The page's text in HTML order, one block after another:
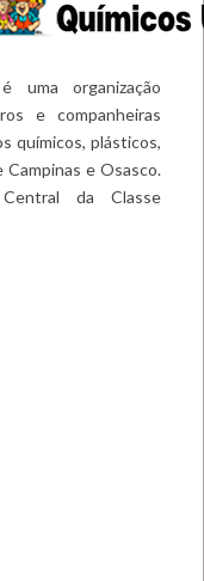
uma organização
e companheiras
químicos, plásticos,
Campinas e Osasco.
da Classe